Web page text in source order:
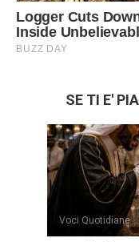
SE TI E'
Voci Quotidiane